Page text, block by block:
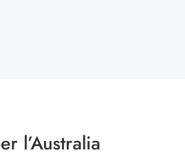
l’Australia